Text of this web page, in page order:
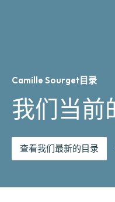
Camille Sourget目录
我们当前
查看我们最新的目录